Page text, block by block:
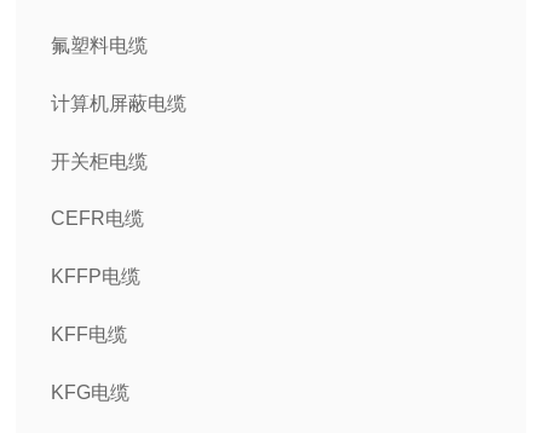
氟塑料电缆
计算机屏蔽电缆
开关柜电缆
CEFR电缆
KFFP电缆
KFF电缆
KFG电缆